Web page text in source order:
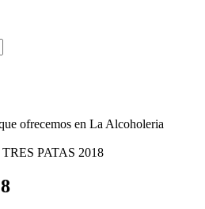
ofrecemos en La Alcoholeria
TRES PATAS 2018